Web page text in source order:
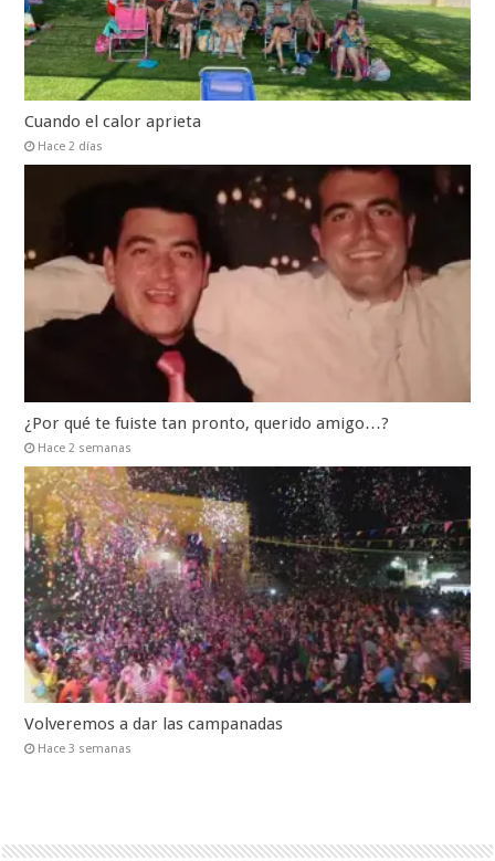
Cuando el calor aprieta
Hace 2 días
¿Por qué te fuiste tan pronto, querido amigo…?
Hace 2 semanas
Volveremos a dar las campanadas
Hace 3 semanas